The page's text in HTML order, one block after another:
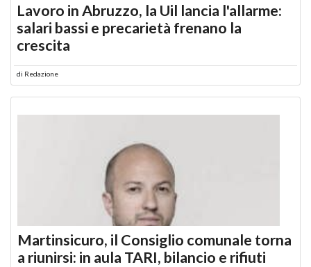
Lavoro in Abruzzo, la Uil lancia l'allarme:
salari bassi e precarietà frenano la
crescita
di Redazione
Martinsicuro, il Consiglio comunale torna
a riunirsi: in aula TARI, bilancio e rifiuti